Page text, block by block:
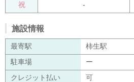
祝 -
施設情報
最寄駅 柿生駅
駐車場 ー
クレジット払い 可